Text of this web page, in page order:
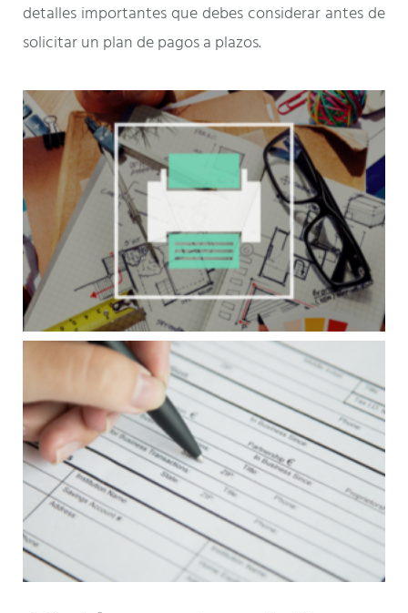
detalles importantes que debes considerar antes de
solicitar un plan de pagos a plazos.